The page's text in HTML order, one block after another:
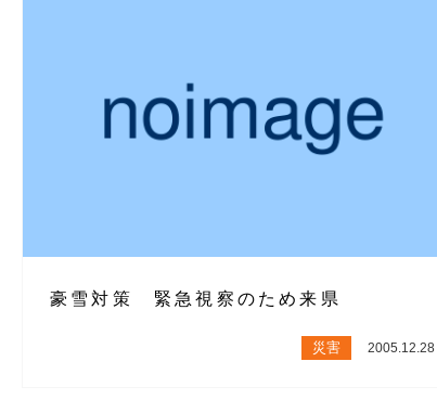
豪雪対策 緊急視察のため来県
災害 2005.12.28